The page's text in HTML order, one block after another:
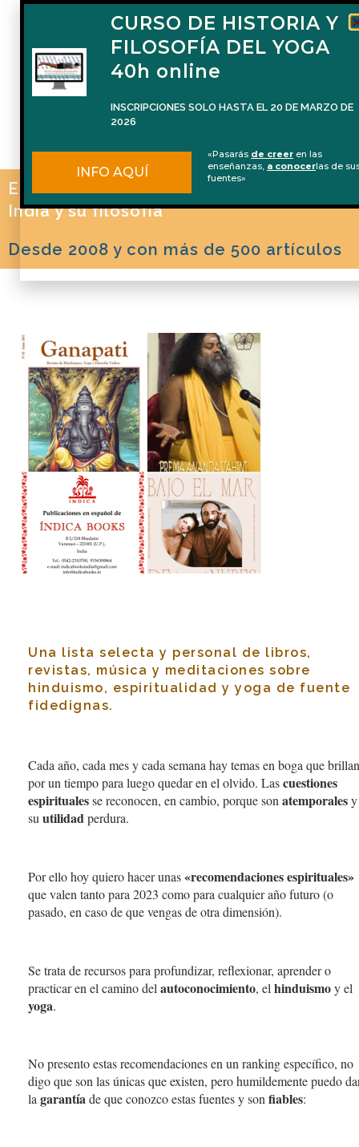
El blog de Naren Herrero sobre Yoga, la
India y su filosofía
Desde 2008 y con más de 500 artículos
Una lista selecta y personal de libros,
revistas, música y meditaciones sobre
hinduismo, espiritualidad y yoga de fuente
fidedignas.
Cada año, cada mes y cada semana hay temas en boga que brillan
por un tiempo para luego quedar en el olvido. Lascuestiones
espiritualesse reconocen, en cambio, porque son atemporalesy
su utilidadperdura.
Por ello hoy quiero hacer unas«recomendaciones espirituales»
que valen tanto para 2023 como para cualquier año futuro (o
pasado, en caso de que vengas de otra dimensión).
Se trata de recursos para profundizar, reflexionar, aprender o
practicar en el camino del autoconocimiento, el hinduismoy el
yoga.
No presento estas recomendaciones en un ranking específico, no
digo que son las únicas que existen, pero humildemente puedo
lagarantíade que conozco estas fuentes y sonfiables:
CURSO DE HISTORIA Y
FILOSOFÍA DEL YOGA
40h online
INSCRIPCIONES SOLO HASTA EL 20 DE MARZO DE
2026
INFO AQUÍ
«Pasarás de creer en las
enseñanzas, a conocerlas de
fuentes»